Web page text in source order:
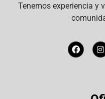
Tenemos experiencia y